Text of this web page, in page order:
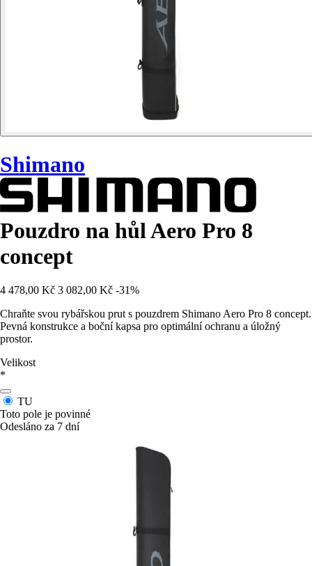
Shimano
Pouzdro na hůl Aero Pro 8
concept
4 478,00 Kč 3 082,00 Kč -31%
Chraňte svou rybářskou prut s pouzdrem Shimano Aero Pro 8 concept.
Pevná konstrukce a boční kapsa pro optimální ochranu a úložný
prostor.
Velikost
*
TU
Toto pole je povinné
Odesláno za 7 dní